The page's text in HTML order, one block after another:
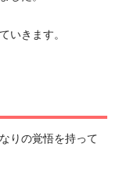
いきます。
りの覚悟を持って